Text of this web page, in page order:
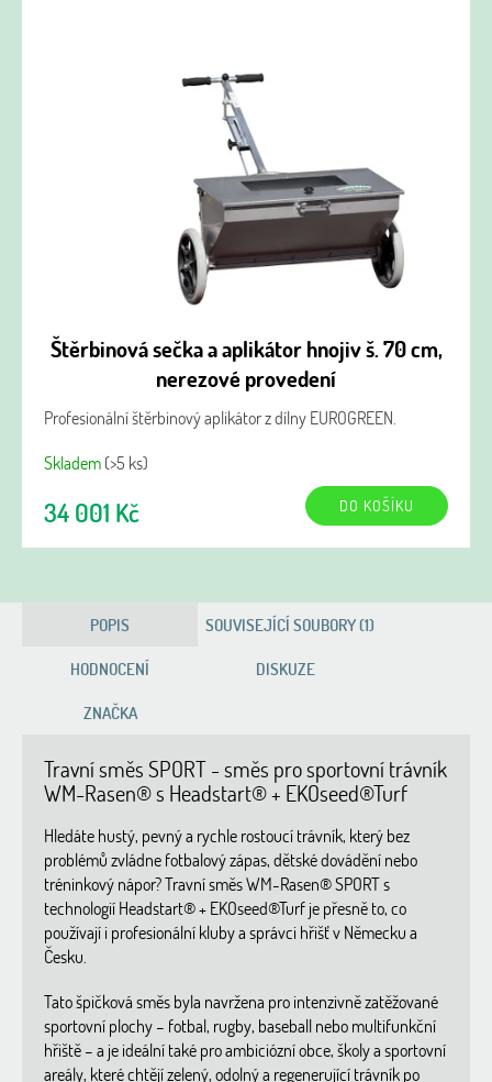
Štěrbinová sečka a aplikátor hnojiv š. 70 cm,
nerezové provedení
Profesionální štěrbinový aplikátor z dílny EUROGREEN.
Skladem(>5 ks)
34 001 Kč DO KOŠÍKU
POPIS
SOUVISEJÍCÍ SOUBORY (1)
HODNOCENÍ
DISKUZE
ZNAČKA
Travní směs SPORT - směs pro sportovní trávník
WM-Rasen® s Headstart® + EKOseed®Turf
Hledáte hustý, pevný a rychle rostoucí trávník, který bez
problémů zvládne fotbalový zápas, dětské dovádění nebo
tréninkový nápor? Travní směs WM-Rasen® SPORT s
technologií Headstart® + EKOseed®Turf je přesně to, co
používají i profesionální kluby a správci hřišť v Německu a
Česku.
Tato špičková směs byla navržena pro intenzivně zatěžované
sportovní plochy – fotbal, rugby, baseball nebo multifunkční
hřiště – a je ideální také pro ambiciózní obce, školy a sportovní
areály, které chtějí zelený, odolný a regenerující trávník po